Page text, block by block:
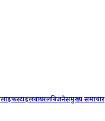
लाइफस्टाइलवायरलबिजनेसमुख्य समाचार